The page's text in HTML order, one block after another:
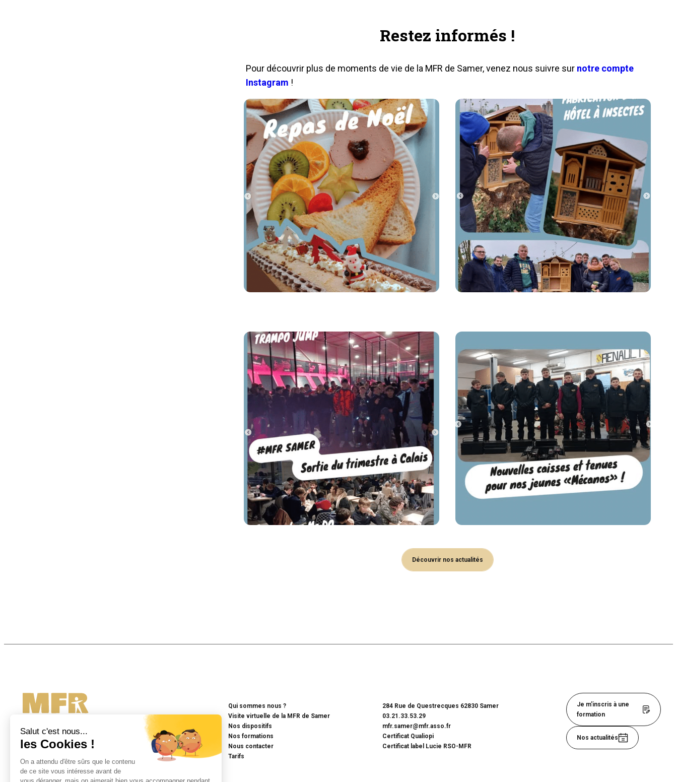
Restez informés !
Pour découvrir plus de moments de vie de la MFR de Samer, venez nous suivre sur notre compte
Instagram !
Découvrir nos actualités
L’école des métiers de la
nature et de l’agriculture
La MFR de Samer, organisme de formation
Qui sommes nous ?
Visite virtuelle de la MFR de Samer
Nos dispositifs
Nos formations
Nous contacter
Tarifs
284 Rue de Questrecques 62830 Samer
03.21.33.53.29
mfr.samer@mfr.asso.fr
Certificat Qualiopi
Certificat label Lucie RSO-MFR
Je m'inscris à une
formation
Nos actualités